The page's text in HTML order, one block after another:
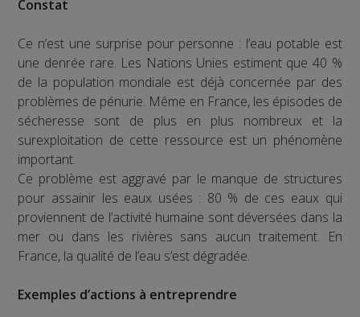
Constat
Ce n’est une surprise pour personne : l’eau potable est
une denrée rare. Les Nations Unies estiment que 40 %
de la population mondiale est déjà concernée par des
problèmes de pénurie. Même en France, les épisodes de
sécheresse sont de plus en plus nombreux et la
surexploitation de cette ressource est un phénomène
important.
Ce problème est aggravé par le manque de structures
pour assainir les eaux usées : 80 % de ces eaux qui
proviennent de l’activité humaine sont déversées dans la
mer ou dans les rivières sans aucun traitement. En
France, la qualité de l’eau s’est dégradée.
Exemples d’actions à entreprendre